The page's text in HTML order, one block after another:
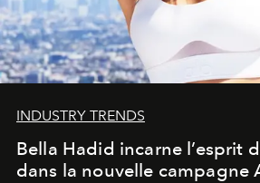
INDUSTRY TRENDS
Bella Hadid incarne l’esprit
dans la nouvelle campagne